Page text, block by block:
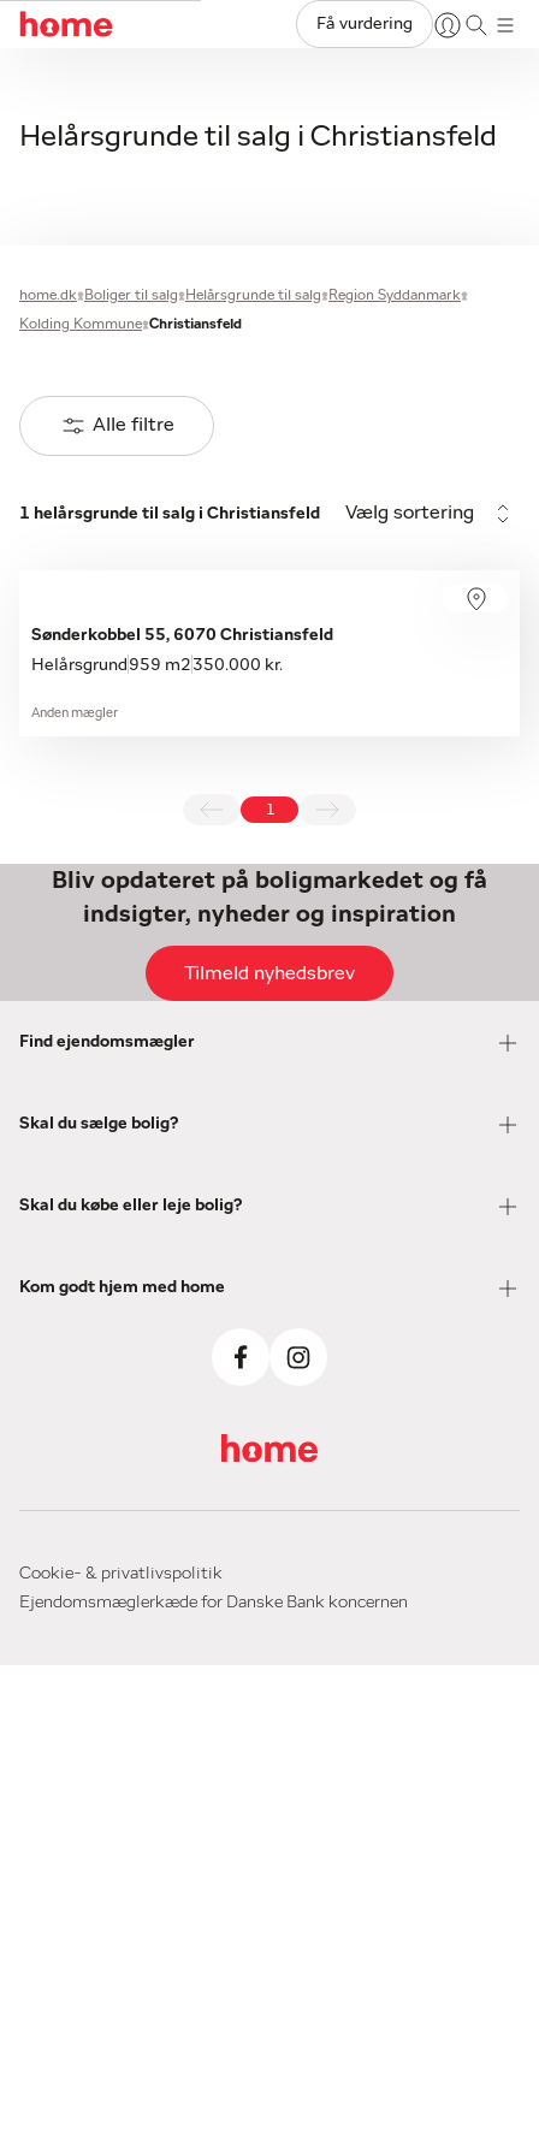
Få vurdering
Helårsgrunde til salg i Christiansfeld
home.dk Boliger til salg Helårsgrunde til salg
Region Syddanmark
Kolding Kommune Christiansfeld
Alle filtre
1 helårsgrunde til salg i Christiansfeld Vælg sortering
Sønderkobbel 55, 6070 Christiansfeld
Helårsgrund 959 m2 350.000 kr.
Anden mægler
Bliv opdateret på boligmarkedet og få
indsigter, nyheder og inspiration
Tilmeld nyhedsbrev
Find ejendomsmægler
Skal du sælge bolig?
Skal du købe eller leje bolig?
Kom godt hjem med home
Cookie- & privatlivspolitik
Ejendomsmæglerkæde for Danske Bank koncernen